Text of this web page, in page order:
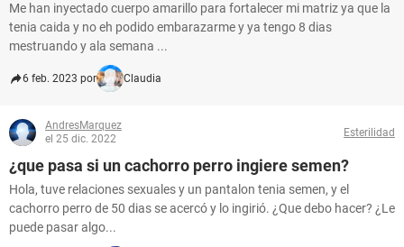
Me han inyectado cuerpo amarillo para fortalecer mi matriz ya que la
tenia caida y no eh podido embarazarme y ya tengo 8 dias
mestruando y ala semana ...
6 feb. 2023 por Claudia
AndresMarquez
el 25 dic. 2022
Esterilidad
¿que pasa si un cachorro perro ingiere semen?
Hola, tuve relaciones sexuales y un pantalon tenia semen, y el
cachorro perro de 50 dias se acercó y lo ingirió. ¿Que debo hacer? ¿Le
puede pasar algo...